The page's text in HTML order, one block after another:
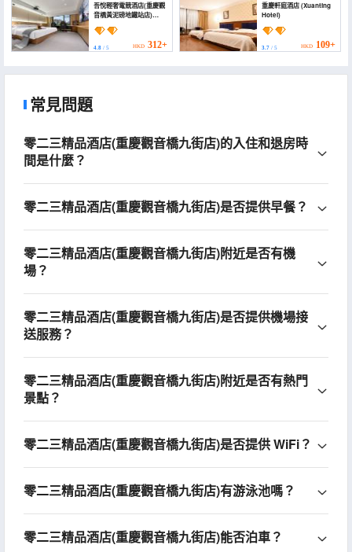
吾悅輕奢電競酒店(重慶觀
音橋黃泥磅地鐵站店)
(Wuyue Light Luxury E-
sports Hotel
(Chongqing
Guanyinqiao
4.8 / 5 HKD 312+
重慶軒庭酒店 (Xuanting
Hotel)
3.7/ 5 HKD 109+
常見問題
零二三精品酒店(重慶觀音橋九街店)的入住和退房時
間是什麼？
零二三精品酒店(重慶觀音橋九街店)是否提供早餐？
零二三精品酒店(重慶觀音橋九街店)附近是否有機
場？
零二三精品酒店(重慶觀音橋九街店)是否提供機場接
送服務？
零二三精品酒店(重慶觀音橋九街店)附近是否有熱門
景點？
零二三精品酒店(重慶觀音橋九街店)是否提供 WiFi？
零二三精品酒店(重慶觀音橋九街店)有游泳池嗎？
零二三精品酒店(重慶觀音橋九街店)能否泊車？